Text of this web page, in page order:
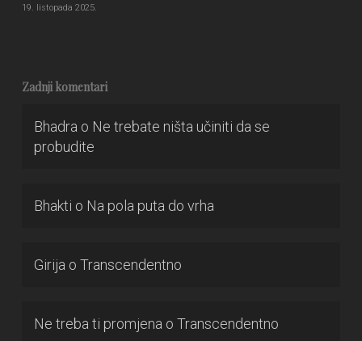
19. listopada 2025.
Zadnji komentari
Bhadra o Ne trebate ništa učiniti da se
probudite
Bhakti o Na pola puta do vrha
Girija o Transcendentno
Ne treba ti promjena o Transcendentno